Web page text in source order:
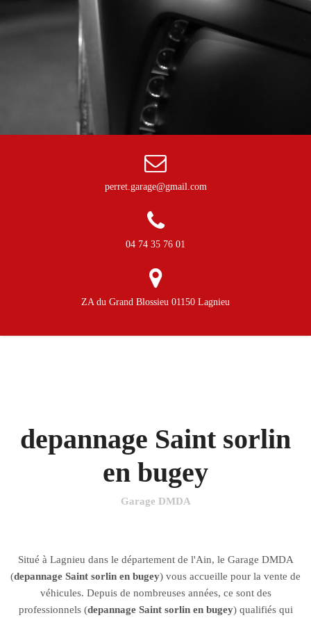
perret.garage@gmail.com
04 74 35 76 01
ZA du Grand Blossieu 01150 Lagnieu
depannage Saint sorlin
en bugey
Garage DMDA
Situé à Lagnieu dans le département de l'Ain, le Garage DMDA
(depannage Saint sorlin en bugey) vous accueille pour la vente de
véhicules. Depuis de nombreuses années, ce sont des
professionnels (depannage Saint sorlin en bugey) qualifiés qui